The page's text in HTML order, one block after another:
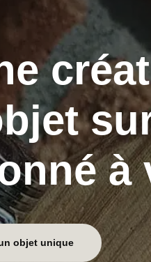
à
objet unique